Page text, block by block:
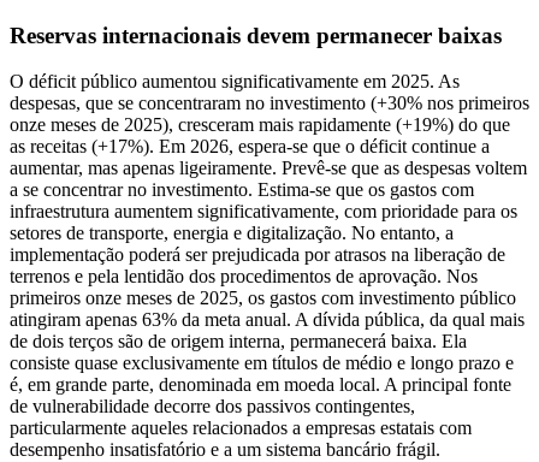
Reservas internacionais devem permanecer baixas
O déficit público aumentou significativamente em 2025. As
despesas, que se concentraram no investimento (+30% nos primeiros
onze meses de 2025), cresceram mais rapidamente (+19%) do que
as receitas (+17%). Em 2026, espera-se que o déficit continue a
aumentar, mas apenas ligeiramente. Prevê-se que as despesas voltem
a se concentrar no investimento. Estima-se que os gastos com
infraestrutura aumentem significativamente, com prioridade para os
setores de transporte, energia e digitalização. No entanto, a
implementação poderá ser prejudicada por atrasos na liberação de
terrenos e pela lentidão dos procedimentos de aprovação. Nos
primeiros onze meses de 2025, os gastos com investimento público
atingiram apenas 63% da meta anual. A dívida pública, da qual mais
de dois terços são de origem interna, permanecerá baixa. Ela
consiste quase exclusivamente em títulos de médio e longo prazo e
é, em grande parte, denominada em moeda local. A principal fonte
de vulnerabilidade decorre dos passivos contingentes,
particularmente aqueles relacionados a empresas estatais com
desempenho insatisfatório e a um sistema bancário frágil.